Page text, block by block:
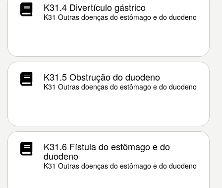
K31.4 Divertículo gástrico
K31 Outras doenças do estômago e do duodeno
K31.5 Obstrução do duodeno
K31 Outras doenças do estômago e do duodeno
K31.6 Fístula do estômago e do
duodeno
K31 Outras doenças do estômago e do duodeno